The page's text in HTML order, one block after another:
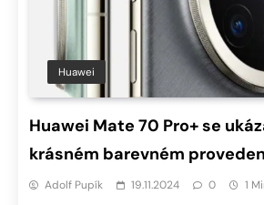
Huawei
Huawei Mate 70 Pro+ se
krásném barevném
Adolf Pupík 19.11.2024 0 1